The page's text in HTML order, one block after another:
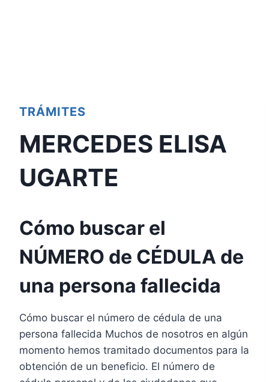
TRÁMITES
MERCEDES ELISA
UGARTE
Cómo buscar el
NÚMERO de CÉDULA de
una persona fallecida
Cómo buscar el número de cédula de una
persona fallecida Muchos de nosotros en algún
momento hemos tramitado documentos para la
obtención de un beneficio. El número de